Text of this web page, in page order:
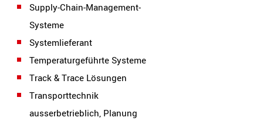
Supply-Chain-Management-
Systeme
Systemlieferant
Temperaturgeführte Systeme
Track & Trace Lösungen
Transporttechnik
ausserbetrieblich, Planung